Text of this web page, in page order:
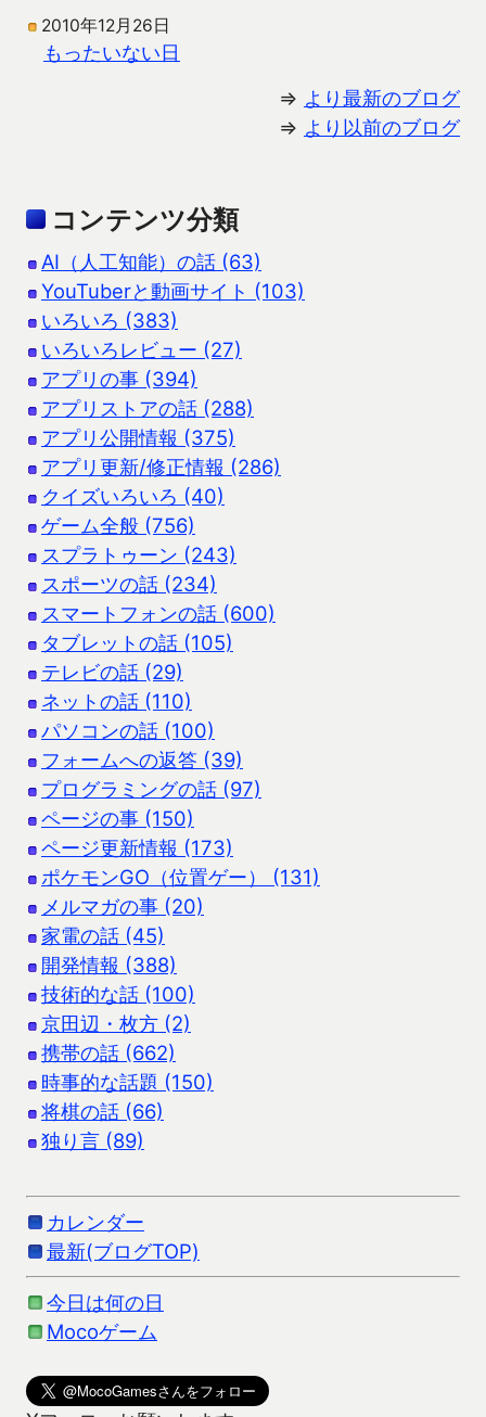
2010年12月26日
もったいない日
⇒ より最新のブログ
⇒ より以前のブログ
コンテンツ分類
AI（人工知能）の話 (63)
YouTuberと動画サイト (103)
いろいろ (383)
いろいろレビュー (27)
アプリの事 (394)
アプリストアの話 (288)
アプリ公開情報 (375)
アプリ更新/修正情報 (286)
クイズいろいろ (40)
ゲーム全般 (756)
スプラトゥーン (243)
スポーツの話 (234)
スマートフォンの話 (600)
タブレットの話 (105)
テレビの話 (29)
ネットの話 (110)
パソコンの話 (100)
フォームへの返答 (39)
プログラミングの話 (97)
ページの事 (150)
ページ更新情報 (173)
ポケモンGO（位置ゲー） (131)
メルマガの事 (20)
家電の話 (45)
開発情報 (388)
技術的な話 (100)
京田辺・枚方 (2)
携帯の話 (662)
時事的な話題 (150)
将棋の話 (66)
独り言 (89)
カレンダー
最新(ブログTOP)
今日は何の日
Mocoゲーム